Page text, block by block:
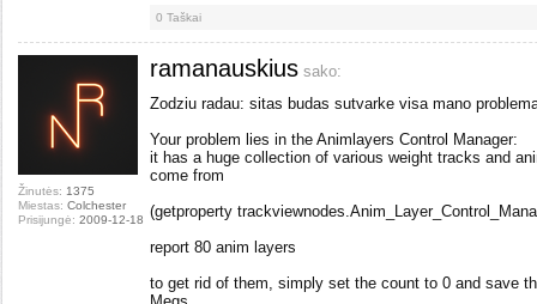
0 Taškai
Žinutės: 1375
Miestas: Colchester
Prisijungė: 2009-12-18
ramanauskius sako:
Zodziu radau: sitas budas sutvarke visa mano
Your problem lies in the Animlayers Control Manager:
it has a huge collection of various weight tracks and
come from
(getproperty
report 80 anim layers
to get rid of them, simply set the count to 0 and save